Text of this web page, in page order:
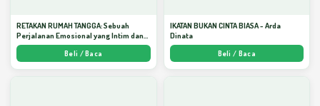
RETAKAN RUMAH TANGGA: Sebuah
Perjalanan Emosional yang Intim dan
Mendalam - Arda Dinata
Beli / Baca
IKATAN BUKAN CINTA BIASA - Arda
Dinata
Beli / Baca